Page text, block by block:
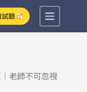
試聽
老師不可忽視